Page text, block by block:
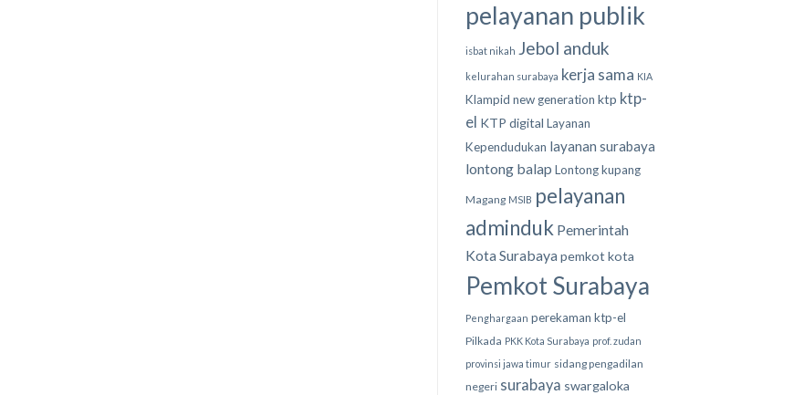
pelayanan publik
isbat nikah Jebol anduk
kelurahan surabaya kerja sama KIA
Klampid new generation ktp ktp-
el KTP digital Layanan
Kependudukan layanan surabaya
lontong balap Lontong kupang
Magang MSIB pelayanan
adminduk Pemerintah
Kota Surabaya pemkot kota
Pemkot Surabaya
Penghargaan perekaman ktp-el
Pilkada PKK Kota Surabaya prof. zudan
provinsi jawa timur sidang pengadilan
negeri surabaya swargaloka